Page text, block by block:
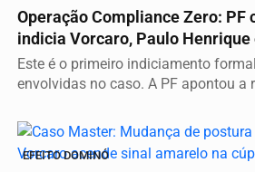
Operação Compliance Zero: PF
indicia Vorcaro, Paulo Henrique
Este é o primeiro indiciamento
envolvidas no caso. A PF apontou a
EFEITO DOMINÓ